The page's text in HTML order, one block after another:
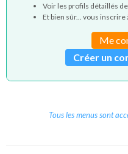
Voir les profils détaillés
Et bien sûr... vous inscrire
Me
Créer un
Tous les menus sont